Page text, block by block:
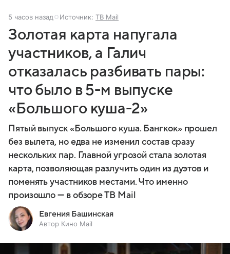
5 часов назад Источник: ТВ Mail
Золотая карта напугала
участников, а Галич
отказалась разбивать пары:
что было в 5-м выпуске
«Большого куша-2»
Пятый выпуск «Большого куша. Бангкок» прошел
без вылета, но едва не изменил состав сразу
нескольких пар. Главной угрозой стала золотая
карта, позволяющая разлучить один из дуэтов и
поменять участников местами. Что именно
произошло — в обзоре ТВ Mail
Евгения Башинская
Автор Кино Mail